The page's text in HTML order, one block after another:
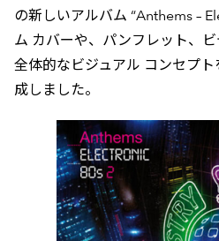
の新しいアルバム “Anthems –
ム カバーや、パンフレット、
全体的なビジュアル コンセプ
成しました。